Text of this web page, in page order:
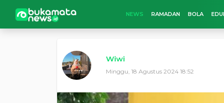
NEWS RAMADAN BOLA
Wiwi
Minggu, 18 Agustus 2024 18:52